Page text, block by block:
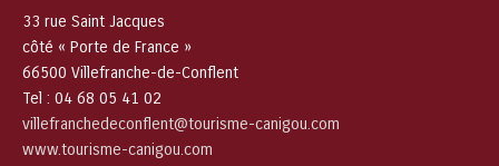
33 rue Saint Jacques
côté « Porte de France »
66500 Villefranche-de-Conflent
Tel : 04 68 05 41 02
villefranchedeconflent@tourisme-canigou.com
www.tourisme-canigou.com